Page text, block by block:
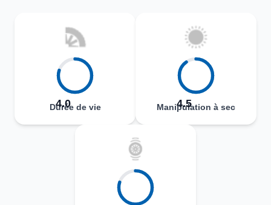
4.0
Durée de vie 4.5
Manipulation à sec